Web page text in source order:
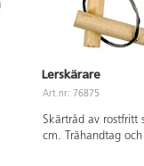
Lerskärare
Art.nr: 76875
Skärtråd av rostfritt
cm. Trähandtag